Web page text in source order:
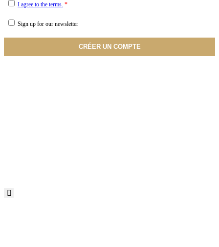
I agree to the terms. *
Sign up for our newsletter
CRÉER UN COMPTE